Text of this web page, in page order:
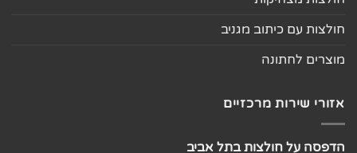
חולצות עם כיתוב מגניב
מוצרים לחתונה
אזורי שירות מרכזיים
הדפסה על חולצות בתל אביב